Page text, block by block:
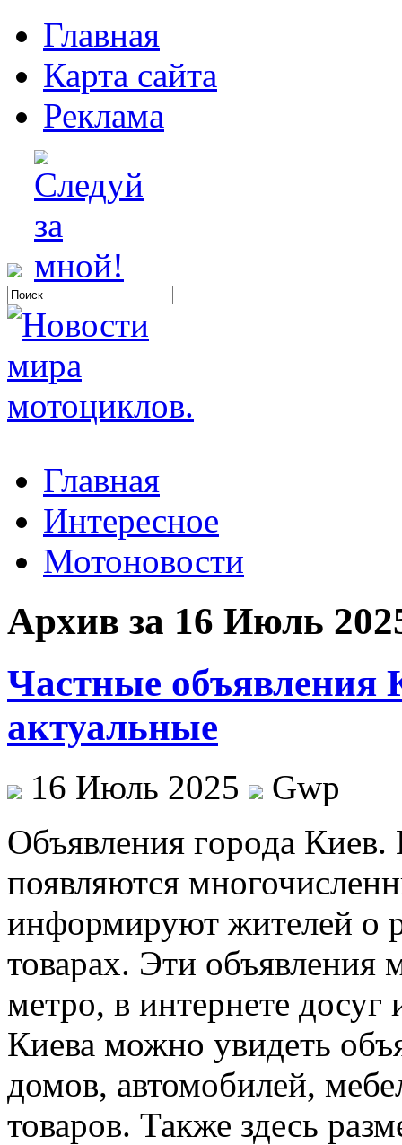
Главная
Карта сайта
Реклама
Главная
Интересное
Мотоновости
Архив за 16 Июль
Частные объявления
актуальные
16 Июль 2025
Gwp
Oбъявлeния гoрoдa
появляются
информируют жителей о
товарах. Эти объявления
метро, в интернете досуг
Киева можно увидеть
домов, автомобилей,
товаров. Также здесь